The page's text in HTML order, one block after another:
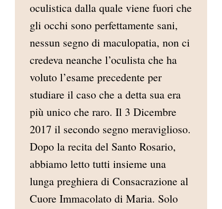
oculistica dalla quale viene fuori che
gli occhi sono perfettamente sani,
nessun segno di maculopatia, non ci
credeva neanche l’oculista che ha
voluto l’esame precedente per
studiare il caso che a detta sua era
più unico che raro. Il 3 Dicembre
2017 il secondo segno meraviglioso.
Dopo la recita del Santo Rosario,
abbiamo letto tutti insieme una
lunga preghiera di Consacrazione al
Cuore Immacolato di Maria. Solo